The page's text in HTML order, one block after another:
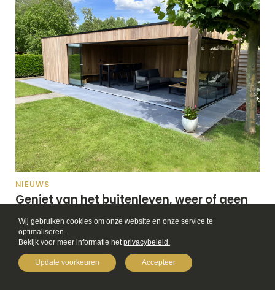
Wij gebruiken cookies om onze website en onze service te
optimaliseren.
Bekijk voor meer informatie het privacybeleid.
Update voorkeuren Accepteer
MAAK EEN AFSPRAAK
NIEUWS
Geniet van het buitenleven, weer of geen
terrasoverkappingen
Geniet langer van je terras met een terrasoverkapping op maat.
Beschermt tegen regen en zon ...
Lees verder